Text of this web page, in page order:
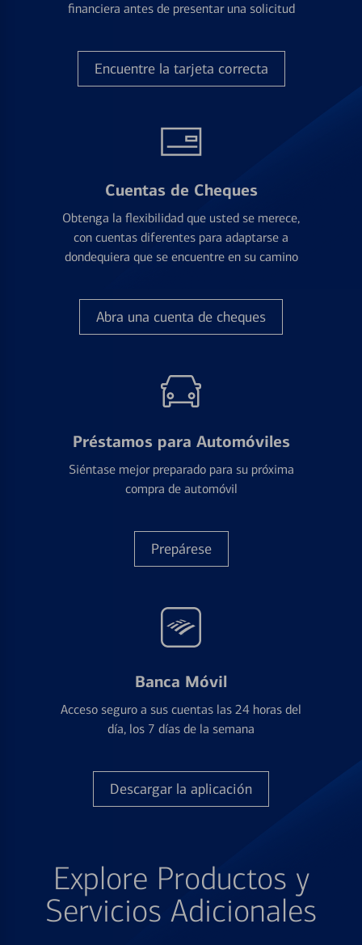
financiera antes de presentar una solicitud
Encuentre la tarjeta correcta
Cuentas de Cheques
Obtenga la flexibilidad que usted se merece,
con cuentas diferentes para adaptarse a
dondequiera que se encuentre en su camino
Abra una cuenta de cheques
Préstamos para Automóviles
Siéntase mejor preparado para su próxima
compra de automóvil
Prepárese
Banca Móvil
Acceso seguro a sus cuentas las 24 horas del
día, los 7 días de la semana
Descargar la aplicación
Explore Productos y
Servicios Adicionales